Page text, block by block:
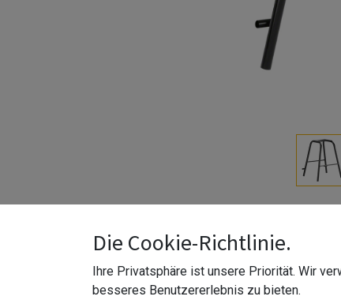
VPE 1 Stk.
19090010100
Die Cookie-Richtlinie.
Ihre Privatsphäre ist unsere Priorität. Wir
besseres Benutzererlebnis zu bieten.